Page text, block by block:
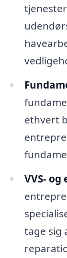
ethvert
VVS- og
tage sig